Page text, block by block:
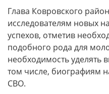
Глава Ковровского
исследователям новых
успехов, отметив
подобного рода для
необходимость
том числе, биографиям
СВО.